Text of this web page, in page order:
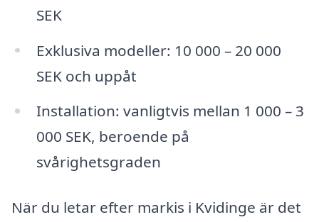
SEK
Exklusiva modeller: 10 000 – 20 000
SEK och uppåt
Installation: vanligtvis mellan 1 000 – 3
000 SEK, beroende på
svårighetsgraden
När du letar efter markis i Kvidinge är det